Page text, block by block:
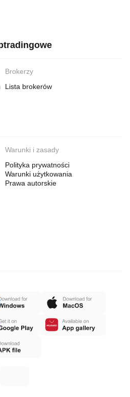
Brokerzy
Lista brokerów
Warunki i zasady
Polityka prywatności
Warunki użytkowania
Prawa autorskie